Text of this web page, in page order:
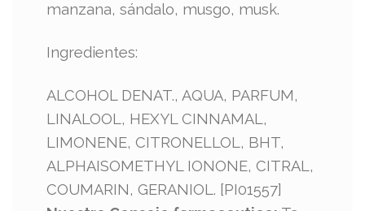
manzana, sándalo, musgo, musk.
Ingredientes:
ALCOHOL DENAT., AQUA, PARFUM,
LINALOOL, HEXYL CINNAMAL,
LIMONENE, CITRONELLOL, BHT,
ALPHAISOMETHYL IONONE, CITRAL,
COUMARIN, GERANIOL. [PI01557]